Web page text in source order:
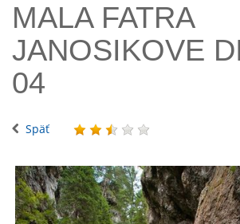
MALA FATRA
JANOSIKOVE
04
Späť